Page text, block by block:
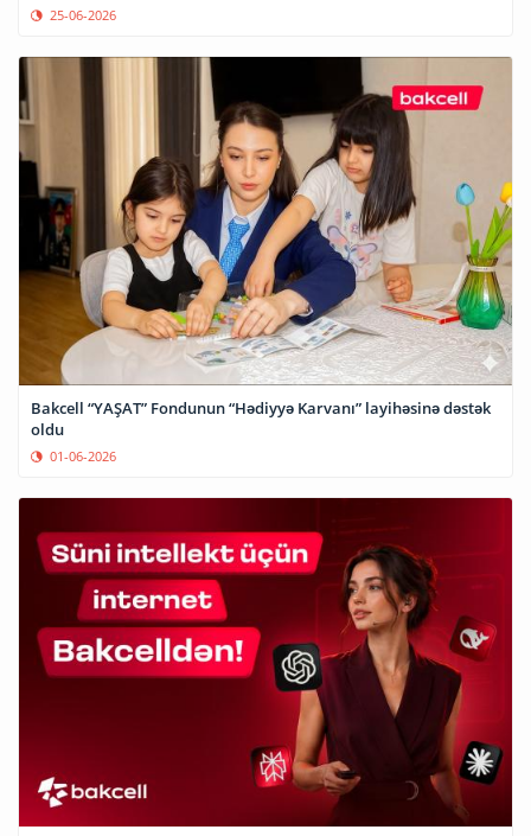
25-06-2026
Bakcell “YAŞAT” Fondunun “Hədiyyə Karvanı” layihəsinə dəstək
oldu
01-06-2026